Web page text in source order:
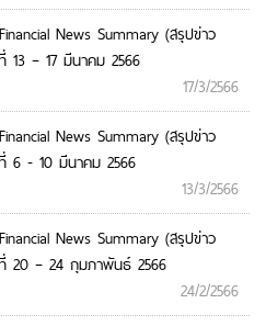
News Summary (สรุปข่าว
13 – 17 มีนาคม 2566
17/3/2566
News Summary (สรุปข่าว
6 - 10 มีนาคม 2566
13/3/2566
News Summary (สรุปข่าว
20 – 24 กุมภาพันธ์ 2566
24/2/2566